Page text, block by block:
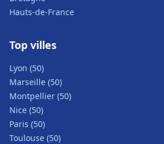
Hauts-de-France
Top villes
Lyon (50)
Marseille (50)
Montpellier (50)
Nice (50)
Paris (50)
Toulouse (50)